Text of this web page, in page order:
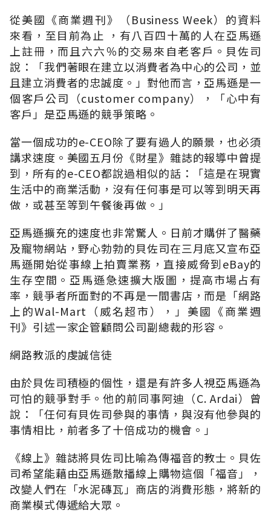
從美國《商業週刊》（Business Week）的資料
來看，至目前為止 ，有八百四十萬的人在亞馬遜
上註冊，而且六六％的交易來自老客戶。貝佐司
說：「我們著眼在建立以消費者為中心的公司，並
且建立消費者的忠誠度。」對他而言，亞馬遜是一
個客戶公司（customer company），「心中有
客戶」是亞馬遜的競爭策略。
當一個成功的e-CEO除了要有過人的願景，也必須
講求速度。美國五月份《財星》雜誌的報導中曾提
到，所有的e-CEO都說過相似的話：「這是在現實
生活中的商業活動，沒有任何事是可以等到明天再
做，或甚至等到午餐後再做。」
亞馬遜擴充的速度也非常驚人。日前才購併了醫藥
及寵物網站，野心勃勃的貝佐司在三月底又宣布亞
馬遜開始從事線上拍賣業務，直接威脅到eBay的
生存空間。亞馬遜急速擴大版圖，提高市場占有
率，競爭者所面對的不再是一間書店，而是「網路
上的Wal-Mart（威名超市），」美國《商業週
刊》引述一家企管顧問公司副總裁的形容。
網路教派的虔誠信徒
由於貝佐司積極的個性，還是有許多人視亞馬遜為
可怕的競爭對手。他的前同事阿迪（C. Ardai）曾
說：「任何有貝佐司參與的事情，與沒有他參與的
事情相比，前者多了十倍成功的機會。」
《線上》雜誌將貝佐司比喻為傳福音的教士。貝佐
司希望能藉由亞馬遜散播線上購物這個「福音」，
改變人們在「水泥磚瓦」商店的消費形態，將新的
商業模式傳遞給大眾。